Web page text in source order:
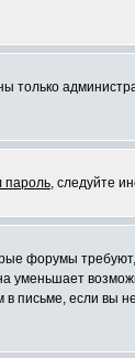
только
пароль, следуйте
форумы
уменьшает
письме, если вы